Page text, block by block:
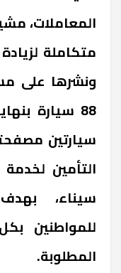
المعاملات،
متكاملة
ونشرها على
88 سيارة
سيارتين
التأمين
سيناء،
للمواطنين
المطلوبة.